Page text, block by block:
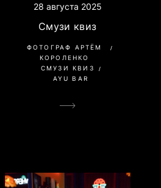
28 августа 2025
Смузи квиз
ФОТОГРАФ АРТЁМ
КОРОЛЕНКО
СМУЗИ КВИЗ
AYU BAR